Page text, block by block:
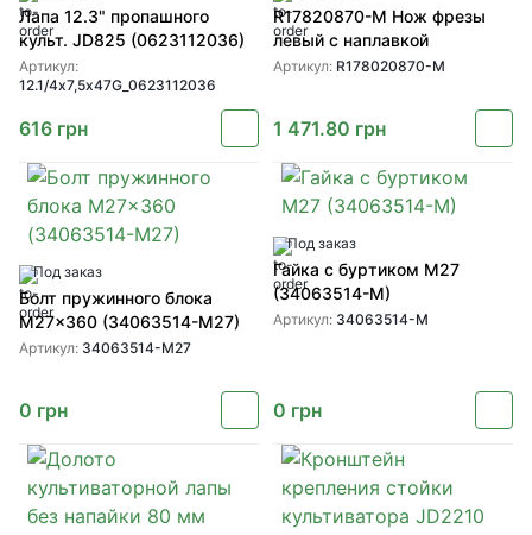
Лапа 12.3" пропашного
культ. JD825 (0623112036)
Артикул:
12.1/4х7,5х47G_0623112036
616 грн
R17820870-M Нож фрезы
левый с наплавкой
Артикул: R178020870-M
1 471.80 грн
Под заказ
Болт пружинного блока
M27x360 (34063514-M27)
Артикул: 34063514-M27
0 грн
Под заказ
Гайка с буртиком M27
(34063514-M)
Артикул: 34063514-M
0 грн